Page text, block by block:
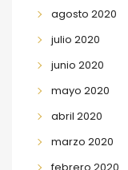
agosto 2020
julio 2020
junio 2020
mayo 2020
abril 2020
marzo 2020
febrero 2020